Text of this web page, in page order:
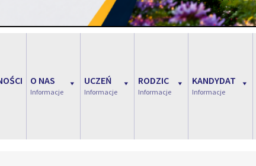
O NAS
Informacje
UCZEŃ
Informacje
RODZIC
Informacje
KANDYDAT
Informacje